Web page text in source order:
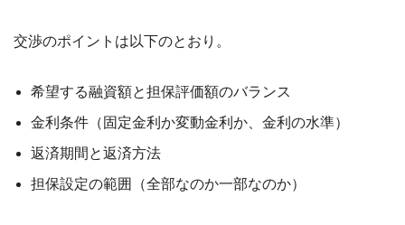
交渉のポイントは以下のとおり。
希望する融資額と担保評価額のバランス
金利条件（固定金利か変動金利か、金利の水準）
返済期間と返済方法
担保設定の範囲（全部なのか一部なのか）